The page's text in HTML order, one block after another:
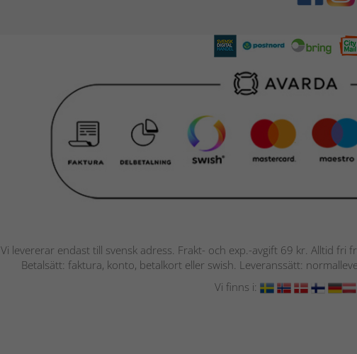
Vi levererar endast till svensk adress. Frakt- och exp.-avgift 69 kr. Alltid fri
Betalsätt: faktura, konto, betalkort eller swish. Leveranssätt:
Vi finns i: